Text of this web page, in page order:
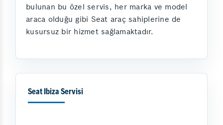
bulunan bu özel servis, her marka ve model
araca olduğu gibi Seat araç sahiplerine de
kusursuz bir hizmet sağlamaktadır.
Seat Ibiza Servisi